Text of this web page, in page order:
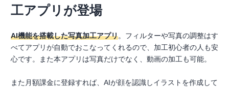
工アプリが登場
AI機能を搭載した写真加工アプリ。フィルターや写真の調整はす
べてアプリが自動でおこなってくれるので、加工初心者の人も安
心です。また本アプリは写真だけでなく、動画の加工も可能。
また月額課金に登録すれば、AIが顔を認識しイラストを作成して